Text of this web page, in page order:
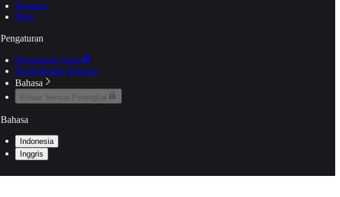
Bantuan
Blog
Pengaturan
Pengaturan Akun
Pemeriksaan Jaringan
Bahasa
Keluar Semua Perangkat
Bahasa
Indonesia
Inggris